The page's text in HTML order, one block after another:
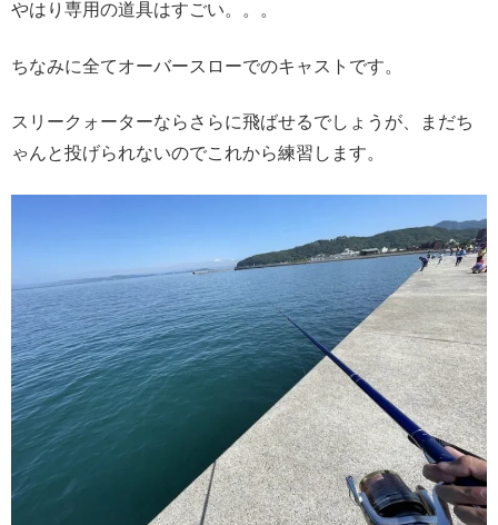
やはり専用の道具はすごい。。。
ちなみに全てオーバースローでのキャストです。
スリークォーターならさらに飛ばせるでしょうが、まだち
ゃんと投げられないのでこれから練習します。